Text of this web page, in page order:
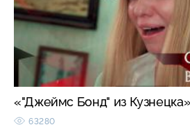
«"Джеймс Бонд" из Кузнецка»
63280